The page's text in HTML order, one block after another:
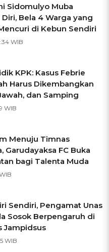
Sidomulyo Muba
Diri, Bela 4 Warga yang
di Kebun Sendiri
WIB
KPK: Kasus Febrie
Harus Dikembangkan
dan Samping
WIB
Menuju Timnas
Garudayaksa FC Buka
bagi Talenta Muda
Sendiri, Pengamat Unas
Sosok Berpengaruh di
Jampidsus
WIB